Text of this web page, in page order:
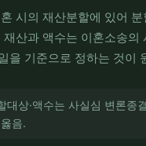
시의 재산분할에 있어 분
재산과 액수는 이혼소송의
을 기준으로 정하는 것이
대상·액수는 사실심 변론종
음.